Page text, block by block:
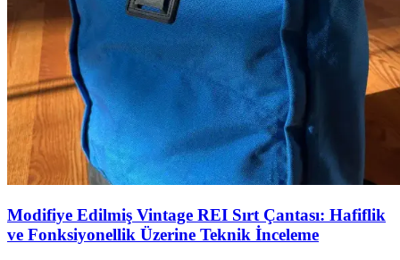
Modifiye Edilmiş Vintage REI Sırt Çantası: Hafiflik
ve Fonksiyonellik Üzerine Teknik İnceleme